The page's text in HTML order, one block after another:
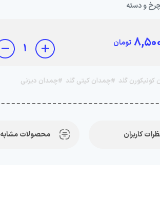
تومان 1
گلد #چمدان کیتی گلد #چمدان دیزنی
کاربران محصولات مشابه